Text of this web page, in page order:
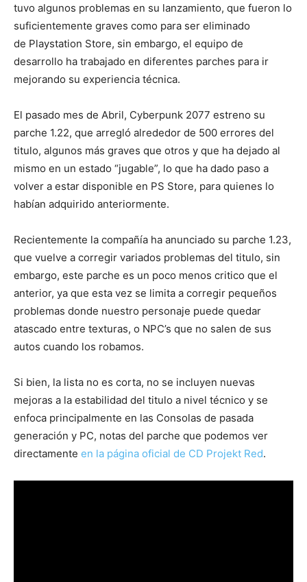
tuvo algunos problemas en su lanzamiento, que fueron lo
suficientemente graves como para ser eliminado
de Playstation Store, sin embargo, el equipo de
desarrollo ha trabajado en diferentes parches para ir
mejorando su experiencia técnica.
El pasado mes de Abril, Cyberpunk 2077 estreno su
parche 1.22, que arregló alrededor de 500 errores del
titulo, algunos más graves que otros y que ha dejado al
mismo en un estado “jugable”, lo que ha dado paso a
volver a estar disponible en PS Store, para quienes lo
habían adquirido anteriormente.
Recientemente la compañía ha anunciado su parche 1.23,
que vuelve a corregir variados problemas del titulo, sin
embargo, este parche es un poco menos critico que el
anterior, ya que esta vez se limita a corregir pequeños
problemas donde nuestro personaje puede quedar
atascado entre texturas, o NPC’s que no salen de sus
autos cuando los robamos.
Si bien, la lista no es corta, no se incluyen nuevas
mejoras a la estabilidad del titulo a nivel técnico y se
enfoca principalmente en las Consolas de pasada
generación y PC, notas del parche que podemos ver
directamente en la página oficial de CD Projekt Red.